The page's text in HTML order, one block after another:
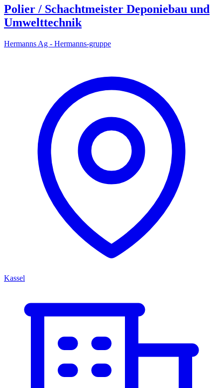
Polier / Schachtmeister Deponiebau und
Umwelttechnik
Hermanns Ag - Hermanns-gruppe
Kassel